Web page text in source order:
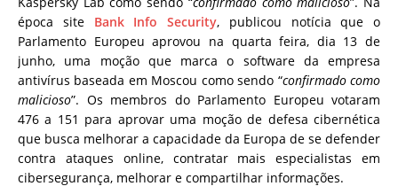
época site Bank Info Security, publicou notícia que o
Parlamento Europeu aprovou na quarta feira, dia 13 de
junho, uma moção que marca o software da empresa
antivírus baseada em Moscou como sendo “confirmado como
malicioso”. Os membros do Parlamento Europeu votaram
476 a 151 para aprovar uma moção de defesa cibernética
que busca melhorar a capacidade da Europa de se defender
contra ataques online, contratar mais especialistas em
cibersegurança, melhorar e compartilhar informações.